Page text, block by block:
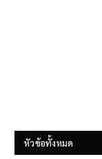
หัวข้อทั้งหมด